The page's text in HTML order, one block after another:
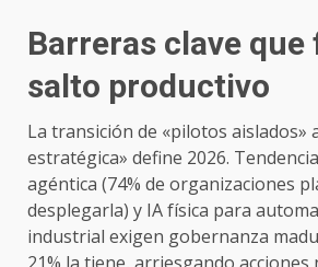
Barreras clave que
salto productivo
La transición de «pilotos aislados»
estratégica» define 2026.
agéntica (74% de organizaciones
desplegarla) y IA física para
industrial exigen gobernanza
21% la tiene, arriesgando acciones